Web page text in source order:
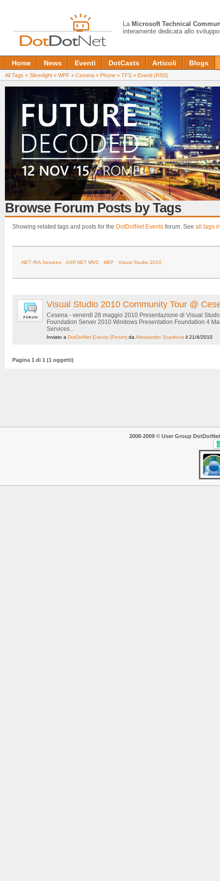
La Microsoft Technical
interamente dedicata allo
Home News Eventi DotCasts Articoli Blogs
All Tags » Silverlight » WPF » Cesena » Phone » TFS » Eventi (RSS)
Browse Forum Posts by Tags
Showing related tags and posts for the DotDotNet Events forum. See all tags
.NET RIA Services ASP.NET MVC MEF Visual Studio 2010
Visual Studio 2010 Community Tour @
Cesena - venerdì 28 maggio 2010 Presentazione di Visual
Foundation Server 2010 Windows Presentation Foundation 4
Services...
Inviato a DotDotNet Events (Forum) daAlessandro Scardova il 21/4/2010
Pagina 1 di 1 (1 oggetti)
2008-2009 © User Group